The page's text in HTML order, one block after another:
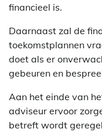
financieel is.
Daarnaast zal de
toekomstplannen
doet als er
gebeuren en
Aan het einde van
adviseur ervoor
betreft wordt